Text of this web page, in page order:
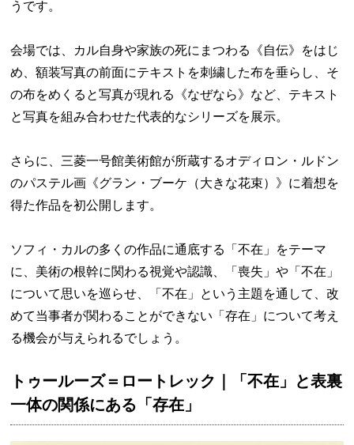
うです。
会場では、カル自身や家族の死にまつわる《自伝》をはじ
め、額装写真の前面にテキストを刺繍した布を垂らし、そ
の布をめくると写真が現れる《なぜなら》など、テキスト
と写真を組み合わせた代表的なシリーズを展示。
さらに、三菱一号館美術館が所蔵するオディロン・ルドン
のパステル画《グラン・ブーケ（大きな花束）》に着想を
得た作品を初公開します。
ソフィ・カルの多くの作品に通底する「不在」をテーマ
に、美術の根幹に関わる視覚や認識、「喪失」や「不在」
について思いを巡らせ、「不在」という主題を通して、改
めて当事者が関わることができない「存在」について考え
る機会が与えられるでしょう。
トゥールーズ＝ロートレック｜「不在」と表裏
一体の関係にある「存在」